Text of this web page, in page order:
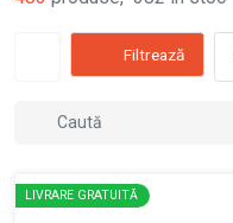
Filtrează
LIVRARE GRATUITĂ